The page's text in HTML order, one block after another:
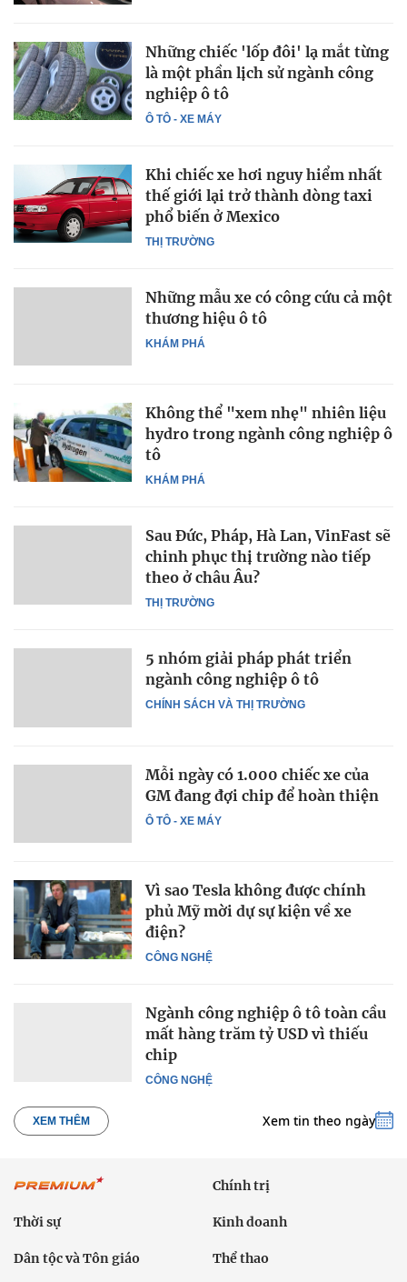
Ô TÔ - XE MÁY
Những chiếc 'lốp đôi' lạ mắt từng
là một phần lịch sử ngành công
nghiệp ô tô
THỊ TRƯỜNG
Khi chiếc xe hơi nguy hiểm nhất
thế giới lại trở thành dòng taxi
phổ biến ở Mexico
KHÁM PHÁ
Những mẫu xe có công cứu cả một
thương hiệu ô tô
KHÁM PHÁ
Không thể "xem nhẹ" nhiên liệu
hydro trong ngành công nghiệp ô
tô
THỊ TRƯỜNG
Sau Đức, Pháp, Hà Lan, VinFast sẽ
chinh phục thị trường nào tiếp
theo ở châu Âu?
CHÍNH SÁCH VÀ THỊ TRƯỜNG
5 nhóm giải pháp phát triển
ngành công nghiệp ô tô
Ô TÔ - XE MÁY
Mỗi ngày có 1.000 chiếc xe của
GM đang đợi chip để hoàn thiện
CÔNG NGHỆ
Vì sao Tesla không được chính
phủ Mỹ mời dự sự kiện về xe
điện?
CÔNG NGHỆ
Ngành công nghiệp ô tô toàn cầu
mất hàng trăm tỷ USD vì thiếu
chip
XEM THÊM Xem tin theo ngày
Chính trị
Thời sự Kinh doanh
Dân tộc và Tôn giáo Thể thao